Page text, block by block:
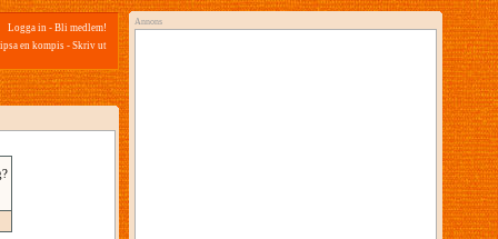
Logga in - Bli medlem!
en kompis - Skriv ut
Annons